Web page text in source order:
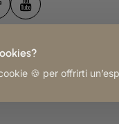
🍪 per offrirti